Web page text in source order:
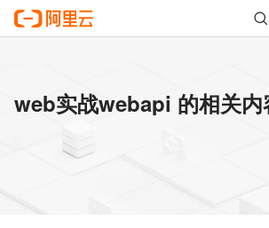
web实战webapi 的相关内